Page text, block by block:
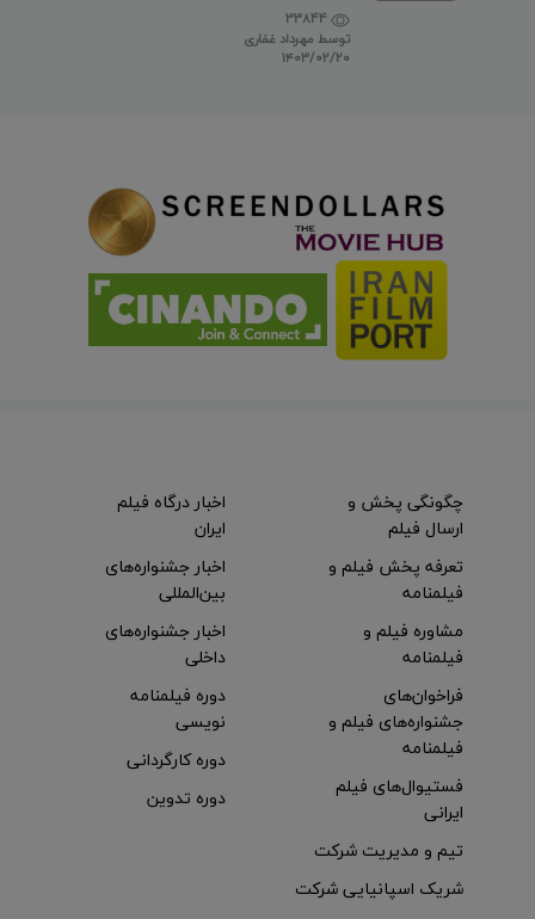
تماس)
توسط مهرداد غفاری
۱۴۰۳/۰۲/۲۰
چگونگی پخش و
ارسال فیلم
تعرفه پخش فیلم و
فیلمنامه
مشاوره فیلم و
فیلمنامه
اخبار درگاه فیلم
ایران
اخبار جشنواره‌های
بین‌المللی
اخبار جشنواره‌های
داخلی
فراخوان‌های
جشنواره‌های فیلم و
فیلمنامه
فستیوال‌های فیلم
ایرانی
دوره فیلمنامه
نویسی
دوره کارگردانی
دوره تدوین
تیم و مدیریت شرکت
شریک اسپانیایی شرکت